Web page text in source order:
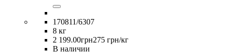
170811/6307
8 кг
2 199.00грн275 грн/кг
В наличии